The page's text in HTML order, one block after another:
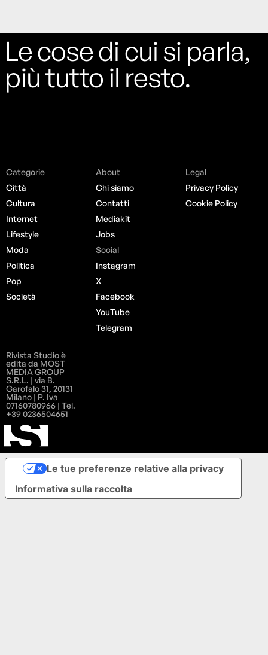
Le cose di cui si parla,
più tutto il resto.
Categorie
Città
Cultura
Internet
Lifestyle
Moda
Politica
Pop
Società
About
Chi siamo
Contatti
Mediakit
Jobs
Social
Instagram
X
Facebook
YouTube
Telegram
Legal
Privacy Policy
Cookie Policy
Rivista Studio è
edita da MOST
MEDIA GROUP
S.R.L. | via B.
Garofalo 31, 20131
Milano | P. Iva
07160780966 | Tel.
+39 0236504651
Informativa sulla raccolta
Le tue preferenze relative alla privacy